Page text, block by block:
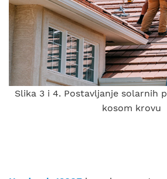
Slika 3 i 4. Postavljanje solarnih
kosom krovu